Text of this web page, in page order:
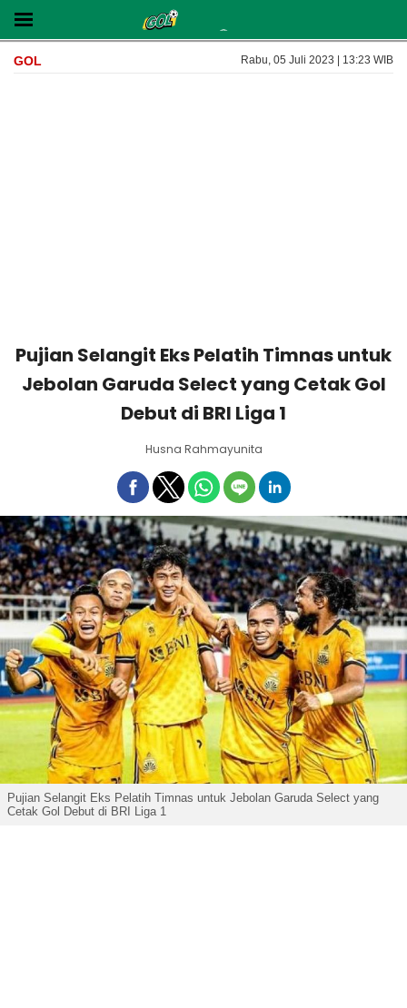
GOL Rabu, 05 Juli 2023 | 13:23 WIB
Pujian Selangit Eks Pelatih Timnas untuk
Jebolan Garuda Select yang Cetak Gol
Debut di BRI Liga 1
Husna Rahmayunita
Pujian Selangit Eks Pelatih Timnas untuk Jebolan Garuda Select yang
Cetak Gol Debut di BRI Liga 1